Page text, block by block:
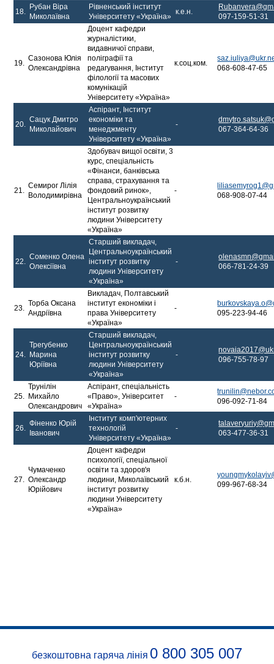
18.
Рубан Віра
Миколаївна
Рівненський інститут
Університету «Україна»
к.е.н.
097-159-51-31
19.
Сазонова Юлія
Олександрівна
Доцент кафедри
журналістики,
видавничої справи,
поліграфії та
редагування, Інститут
філології та масових
комунікацій
Університету «Україна»
к.соц.ком.
068-608-47-65
20.
Сацук Дмитро
Миколайович
Аспірант, Інститут
економіки та
менеджменту
Університету «Україна»
-
067-364-64-36
21.
Семирог Лілія
Володимирівна
Здобувач вищої освіти, 3
курс, спеціальність
«Фінанси, банківська
справа, страхування та
фондовий ринок»,
Центральноукраїнський
інститут розвитку
людини Університету
«Україна»
-
068-908-07-44
22.
Соменко Олена
Олексіївна
Старший викладач,
Центральноукраїнський
інститут розвитку
людини Університету
«Україна»
-
066-781-24-39
23.
Торба Оксана
Андріївна
Викладач, Полтавський
інститут економіки і
права Університету
«Україна»
-
095-223-94-46
24.
Трегубенко
Марина
Юріївна
Старший викладач,
Центральноукраїнський
інститут розвитку
людини Університету
«Україна»
-
096-755-78-97
25.
Трунілін
Михайло
Олександрович
Аспірант, спеціальність
«Право», Університет
«Україна»
-
096-092-71-84
26.
Фіненко Юрій
Іванович
Інститут комп'ютерних
технологій
Університету «Україна»
-
063-477-36-31
27.
Чумаченко
Олександр
Юрійович
Доцент кафедри
психології, спеціальної
освіти та здоров'я
людини, Миколаївський
інститут розвитку
людини Університету
«Україна»
к.б.н.
099-967-68-34
безкоштовна гаряча лінія 0 800 305 007